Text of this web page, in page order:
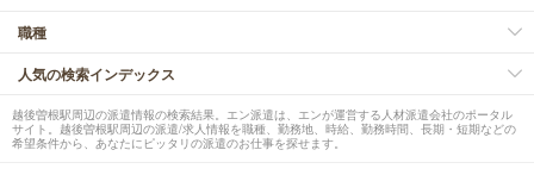
職種
人気の検索インデックス
越後曽根駅周辺の派遣情報の検索結果。エン派遣は、エンが運営する人材派遣会社のポータル
サイト。越後曽根駅周辺の派遣/求人情報を職種、勤務地、時給、勤務時間、長期・短期などの
希望条件から、あなたにピッタリの派遣のお仕事を探せます。